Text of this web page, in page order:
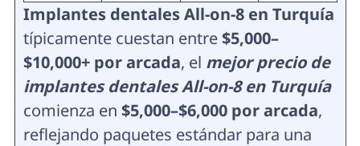
Implantes dentales All-on-8 en Turquía
típicamente cuestan entre $5,000–
$10,000+ por arcada, el mejor precio de
implantes dentales All-on-8 en Turquía
comienza en $5,000–$6,000 por arcada,
reflejando paquetes estándar para una